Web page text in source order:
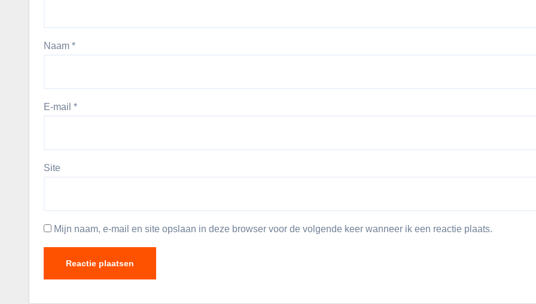
Naam *
E-mail *
Site
Mijn naam, e-mail en site opslaan in deze browser voor de volgende keer wanneer ik een reactie plaats.